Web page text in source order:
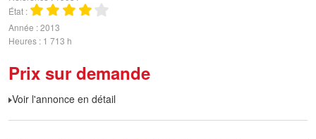
État
Année 2013
Heures 1 713 h
Prix sur demande
Voir l'annonce en détail